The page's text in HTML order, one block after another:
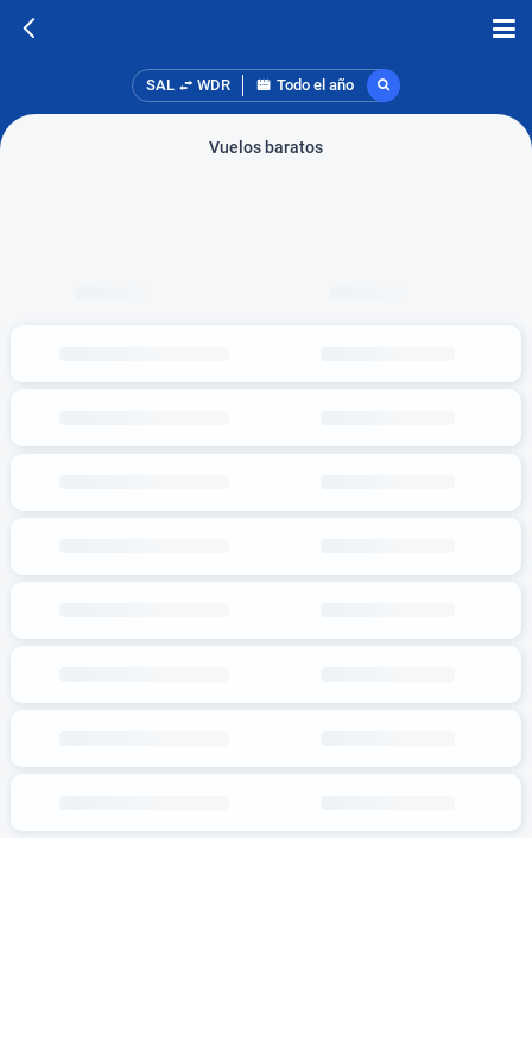
SAL WDR Todo el año
Vuelos baratos